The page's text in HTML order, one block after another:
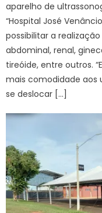
aparelho de
“Hospital José
possibilitar a
abdominal, renal,
tireóide, entre outros.
mais comodidade aos
se deslocar […]